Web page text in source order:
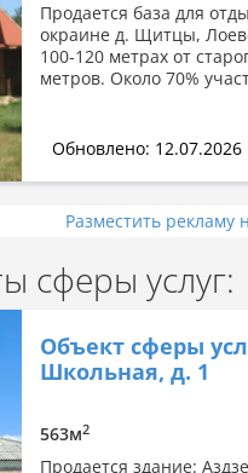
Продается база для
окраине д. Щитцы,
100-120 метрах от
метров. Около 70%
Обновлено: 12.07.2026
Разместить рекламу
сферы услуг:
Объект сферы
Школьная, д. 1
563м2
Продается здание: